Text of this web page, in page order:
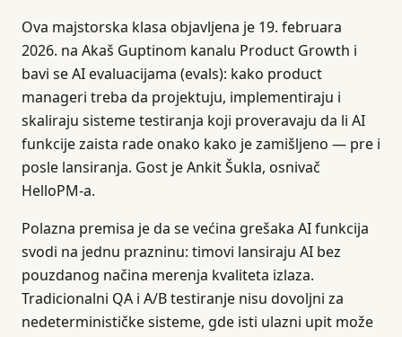
Ova majstorska klasa objavljena je 19. februara
2026. na Akaš Guptinom kanalu Product Growth i
bavi se AI evaluacijama (evals): kako product
manageri treba da projektuju, implementiraju i
skaliraju sisteme testiranja koji proveravaju da li AI
funkcije zaista rade onako kako je zamišljeno — pre i
posle lansiranja. Gost je Ankit Šukla, osnivač
HelloPM-a.
Polazna premisa je da se većina grešaka AI funkcija
svodi na jednu prazninu: timovi lansiraju AI bez
pouzdanog načina merenja kvaliteta izlaza.
Tradicionalni QA i A/B testiranje nisu dovoljni za
nedeterminističke sisteme, gde isti ulazni upit može